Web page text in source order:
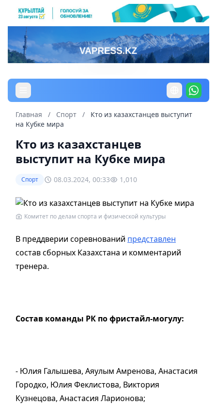
Главная / Спорт /
Кто из казахстанцев выступит
на Кубке мира
Кто из казахстанцев
выступит на Кубке мира
Спорт 08.03.2024, 00:33 1,010
Комитет по делам спорта и физической культуры
В преддверии соревнований представлен
состав сборных Казахстана и комментарий
тренера.
Состав команды РК по фристайл-могулу:
- Юлия Галышева, Аяулым Амренова, Анастасия
Городко, Юлия Феклистова, Виктория
Кузнецова, Анастасия Ларионова;